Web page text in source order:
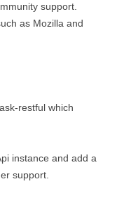
support.
as Mozilla and
restful which
instance and add a
support.